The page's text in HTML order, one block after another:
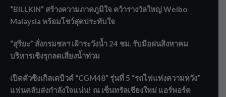
“BILLKIN” สร้างความภาคภูมิใจ คว้ารางวัลใหญ่ Weibo
Malaysia พร้อมโชว์สุดประทับใจ
“สุริยะ” สั่งกรมชลฯ เฝ้าระวังน้ำ 24 ชม. รับมือฝนสิงหาคม
บริหารเชิงรุกลดเสี่ยงน้ำท่วม
เปิดตัวซิงเกิลเดบิวต์ “CGM48” รุ่นที่ 5 “รถไฟแห่งความหวัง”
แฟนคลับส่งกำลังใจแน่น! ณ เซ็นทรัลเชียงใหม่ แอร์พอร์ต